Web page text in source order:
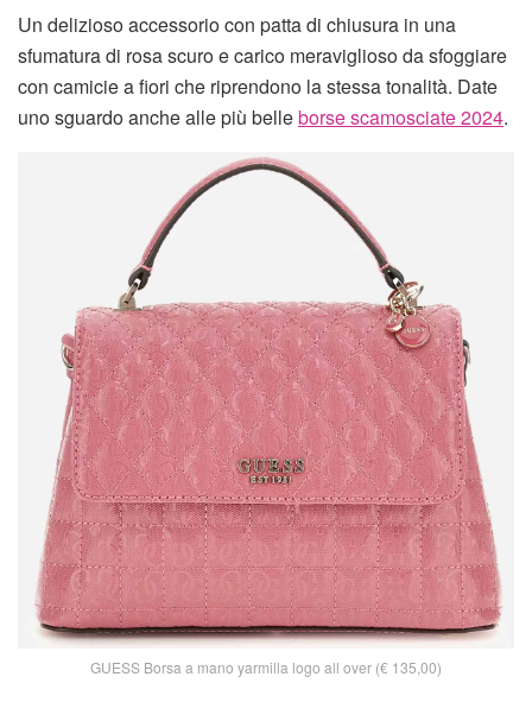
Un delizioso accessorio con patta di chiusura in una
sfumatura di rosa scuro e carico meraviglioso da sfoggiare
con camicie a fiori che riprendono la stessa tonalità. Date
uno sguardo anche alle più belleborse scamosciate 2024.
GUESS Borsa a mano yarmilla logo all over (€ 135,00)